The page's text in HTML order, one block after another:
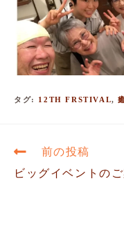
タグ: 12TH FRSTIVAL,
前の投稿
ビッグイベントの